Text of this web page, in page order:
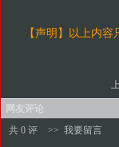
【声明】以上内
网友评论
共 0 评
>> 我要留言